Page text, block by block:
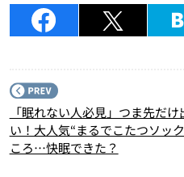
「眠れない人必見」つま先だ
い！大人気“まるでこたつソッ
ころ…快眠できた？